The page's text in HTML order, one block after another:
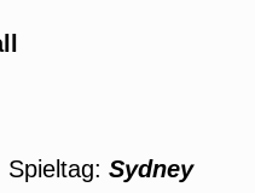
Spieltag: Sydney